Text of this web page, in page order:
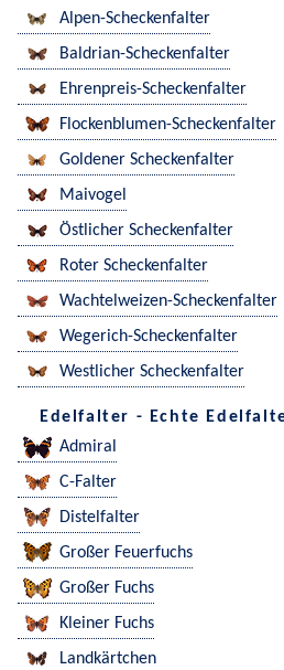
Alpen-Scheckenfalter
Baldrian-Scheckenfalter
Ehrenpreis-Scheckenfalter
Flockenblumen-Scheckenfalter
Goldener Scheckenfalter
Maivogel
Östlicher Scheckenfalter
Roter Scheckenfalter
Wachtelweizen-Scheckenfalter
Wegerich-Scheckenfalter
Westlicher Scheckenfalter
Edelfalter - Echte
Admiral
C-Falter
Distelfalter
Großer Feuerfuchs
Großer Fuchs
Kleiner Fuchs
Landkärtchen